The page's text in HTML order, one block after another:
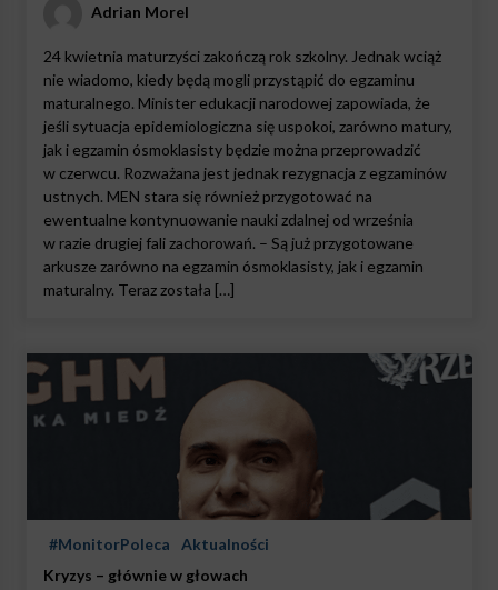
Adrian Morel
24 kwietnia maturzyści zakończą rok szkolny. Jednak wciąż
nie wiadomo, kiedy będą mogli przystąpić do egzaminu
maturalnego. Minister edukacji narodowej zapowiada, że
jeśli sytuacja epidemiologiczna się uspokoi, zarówno matury,
jak i egzamin ósmoklasisty będzie można przeprowadzić
w czerwcu. Rozważana jest jednak rezygnacja z egzaminów
ustnych. MEN stara się również przygotować na
ewentualne kontynuowanie nauki zdalnej od września
w razie drugiej fali zachorowań. – Są już przygotowane
arkusze zarówno na egzamin ósmoklasisty, jak i egzamin
maturalny. Teraz została […]
#MonitorPoleca
Aktualności
Kryzys – głównie w głowach